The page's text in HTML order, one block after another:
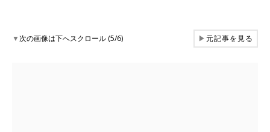
▼次の画像は下へスクロール (5/6) ▶元記事を見る